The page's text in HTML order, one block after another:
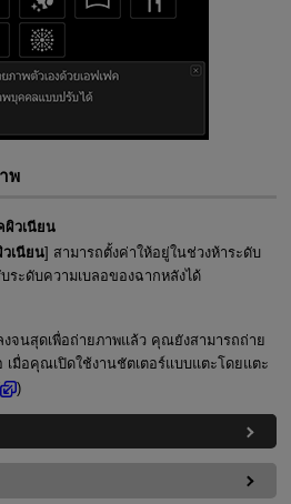
พ
ผิวเนียน
วเนียน] สามารถตั้งค่าให้อยู่ในช่วงห้าระดับ
ะดับความเบลอของฉากหลังได้
จนสุดเพื่อถ่ายภาพแล้ว คุณยังสามารถถ่าย
มื่อคุณเปิดใช้งานชัตเตอร์แบบแตะโดยแตะ
)